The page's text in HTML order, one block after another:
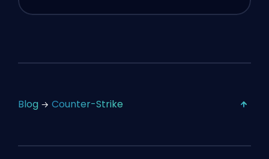
Blog Counter-Strike